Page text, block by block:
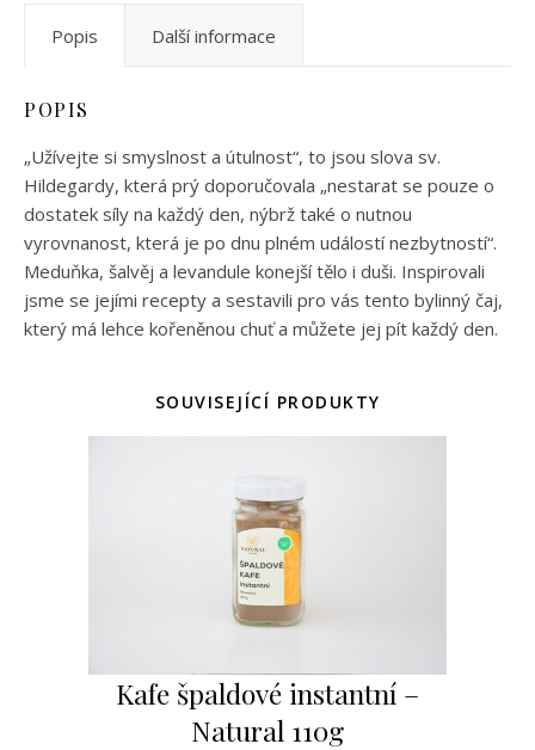
Popis Další informace
POPIS
„Užívejte si smyslnost a útulnost“, to jsou slova sv.
Hildegardy, která prý doporučovala „nestarat se pouze o
dostatek síly na každý den, nýbrž také o nutnou
vyrovnanost, která je po dnu plném událostí nezbytností“.
Meduňka, šalvěj a levandule konejší tělo i duši. Inspirovali
jsme se jejími recepty a sestavili pro vás tento bylinný čaj,
který má lehce kořeněnou chuť a můžete jej pít každý den.
SOUVISEJÍCÍ PRODUKTY
Kafe špaldové instantní –
Natural 110g